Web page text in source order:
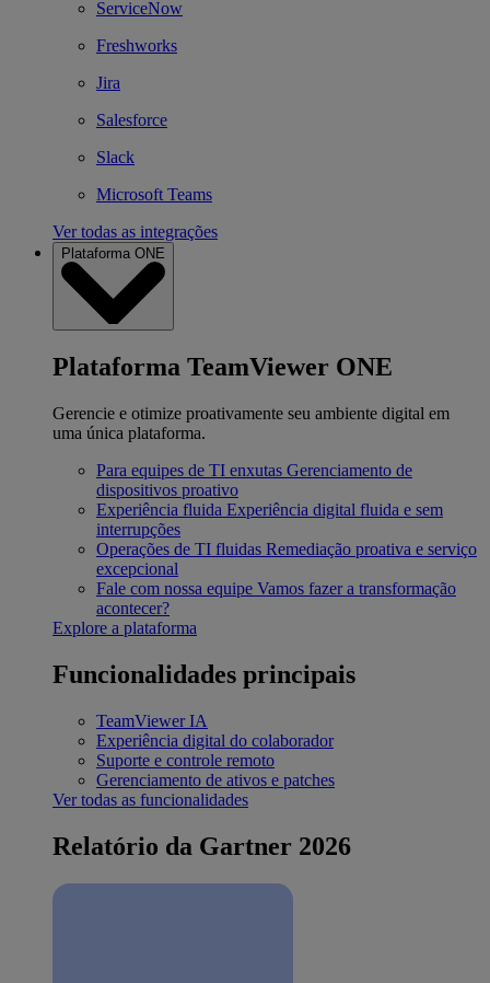
ServiceNow
Freshworks
Jira
Salesforce
Slack
Microsoft Teams
Ver todas as integrações
Plataforma ONE
Plataforma TeamViewer ONE
Gerencie e otimize proativamente seu ambiente digital em
uma única plataforma.
Para equipes de TI enxutas Gerenciamento de
dispositivos proativo
Experiência fluida Experiência digital fluida e sem
interrupções
Operações de TI fluidas Remediação proativa e serviço
excepcional
Fale com nossa equipe Vamos fazer a transformação
acontecer?
Explore a plataforma
Funcionalidades principais
TeamViewer IA
Experiência digital do colaborador
Suporte e controle remoto
Gerenciamento de ativos e patches
Ver todas as funcionalidades
Relatório da Gartner 2026